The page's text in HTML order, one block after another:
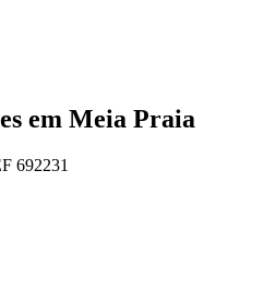
em Meia Praia
692231